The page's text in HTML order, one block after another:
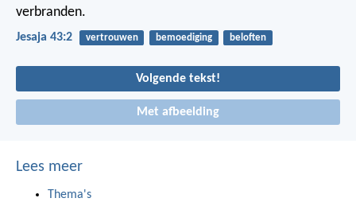
verbranden.
Jesaja 43:2 vertrouwen bemoediging beloften
Volgende tekst!
Met afbeelding
Lees meer
Thema's